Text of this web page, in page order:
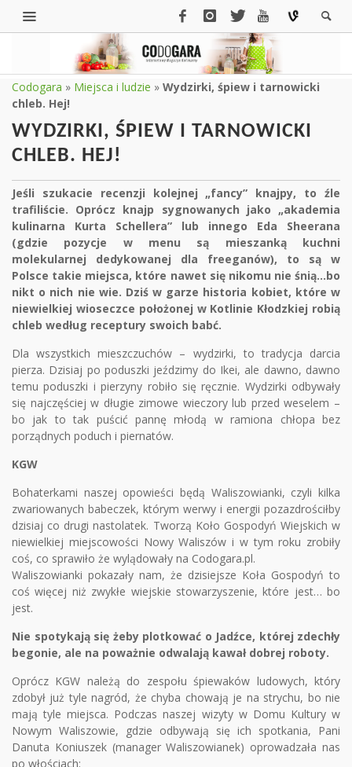
Codogara » Miejsca i ludzie » Wydzirki, śpiew i tarnowicki
chleb. Hej!
WYDZIRKI, ŚPIEW I TARNOWICKI
CHLEB. HEJ!
Jeśli szukacie recenzji kolejnej „fancy” knajpy, to źle
trafiliście. Oprócz knajp sygnowanych jako „akademia
kulinarna Kurta Schellera” lub innego Eda Sheerana
(gdzie pozycje w menu są mieszanką kuchni
molekularnej dedykowanej dla freeganów), to są w
Polsce takie miejsca, które nawet się nikomu nie śnią…bo
nikt o nich nie wie. Dziś w garze historia kobiet, które w
niewielkiej wioseczce położonej w Kotlinie Kłodzkiej robią
chleb według receptury swoich babć.
Dla wszystkich mieszczuchów – wydzirki, to tradycja darcia
pierza. Dzisiaj po poduszki jeździmy do Ikei, ale dawno, dawno
temu poduszki i pierzyny robiło się ręcznie. Wydzirki odbywały
się najczęściej w długie zimowe wieczory lub przed weselem –
bo jak to tak puścić pannę młodą w ramiona chłopa bez
porządnych poduch i piernatów.
KGW
Bohaterkami naszej opowieści będą Waliszowianki, czyli kilka
zwariowanych babeczek, którym werwy i energii pozazdrościłby
dzisiaj co drugi nastolatek. Tworzą Koło Gospodyń Wiejskich w
niewielkiej miejscowości Nowy Waliszów i w tym roku zrobiły
coś, co sprawiło że wylądowały na Codogara.pl.
Waliszowianki pokazały nam, że dzisiejsze Koła Gospodyń to
coś więcej niż zwykłe wiejskie stowarzyszenie, które jest… bo
jest.
Nie spotykają się żeby plotkować o Jadźce, której zdechły
begonie, ale na poważnie odwalają kawał dobrej roboty.
Oprócz KGW należą do zespołu śpiewaków ludowych, który
zdobył już tyle nagród, że chyba chowają je na strychu, bo nie
mają tyle miejsca. Podczas naszej wizyty w Domu Kultury w
Nowym Waliszowie, gdzie odbywają się ich spotkania, Pani
Danuta Koniuszek (manager Waliszowianek) oprowadzała nas
po włościach: